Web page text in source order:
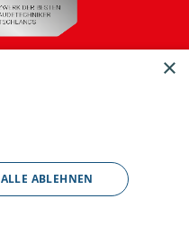
×
ALLE ABLEHNEN